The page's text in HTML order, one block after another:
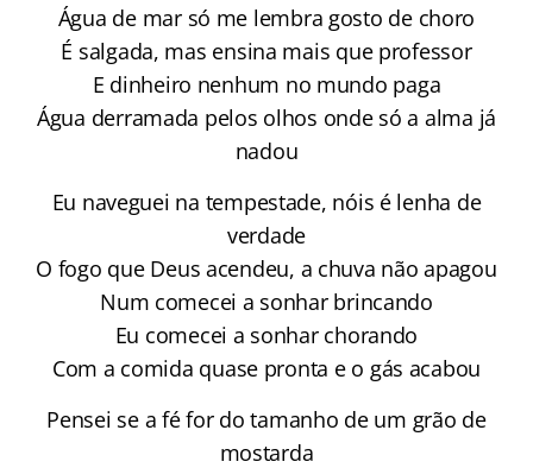
Água de mar só me lembra gosto de choro
É salgada, mas ensina mais que professor
E dinheiro nenhum no mundo paga
Água derramada pelos olhos onde só a alma já
nadou
Eu naveguei na tempestade, nóis é lenha de
verdade
O fogo que Deus acendeu, a chuva não apagou
Num comecei a sonhar brincando
Eu comecei a sonhar chorando
Com a comida quase pronta e o gás acabou
Pensei se a fé for do tamanho de um grão de
mostarda